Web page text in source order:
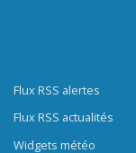
Flux RSS alertes
Flux RSS actualités
Widgets météo